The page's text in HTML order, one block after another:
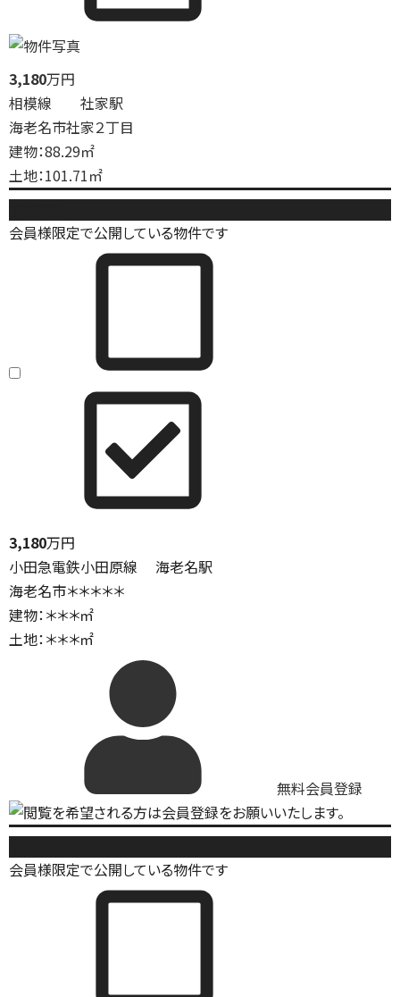
3,180万円
相模線 社家駅
海老名市社家２丁目
建物：88.29㎡
土地：101.71㎡
会員様限定で公開している物件です
3,180万円
小田急電鉄小田原線 海老名駅
海老名市＊＊＊＊＊
建物：＊＊＊㎡
土地：＊＊＊㎡
無料会員登録
会員様限定で公開している物件です